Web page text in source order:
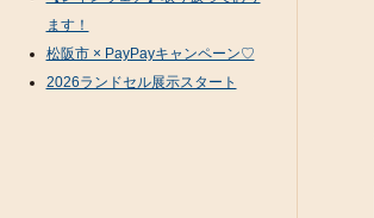
ます！
松阪市 × PayPayキャンペーン♡
2026ランドセル展示スタート